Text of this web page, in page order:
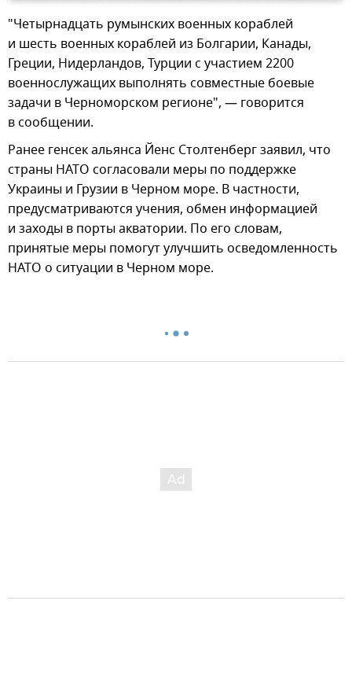
"Четырнадцать румынских военных кораблей
и шесть военных кораблей из Болгарии, Канады,
Греции, Нидерландов, Турции с участием 2200
военнослужащих выполнять совместные боевые
задачи в Черноморском регионе", — говорится
в сообщении.
Ранее генсек альянса Йенс Столтенберг заявил, что
страны НАТО согласовали меры по поддержке
Украины и Грузии в Черном море. В частности,
предусматриваются учения, обмен информацией
и заходы в порты акватории. По его словам,
принятые меры помогут улучшить осведомленность
НАТО о ситуации в Черном море.